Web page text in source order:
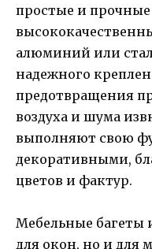
простые и
алюминий или
надежного
предотвращения
воздуха и шума
выполняют свою
декоративными,
цветов и фактур.
Мебельные багеты
для окон, но и для